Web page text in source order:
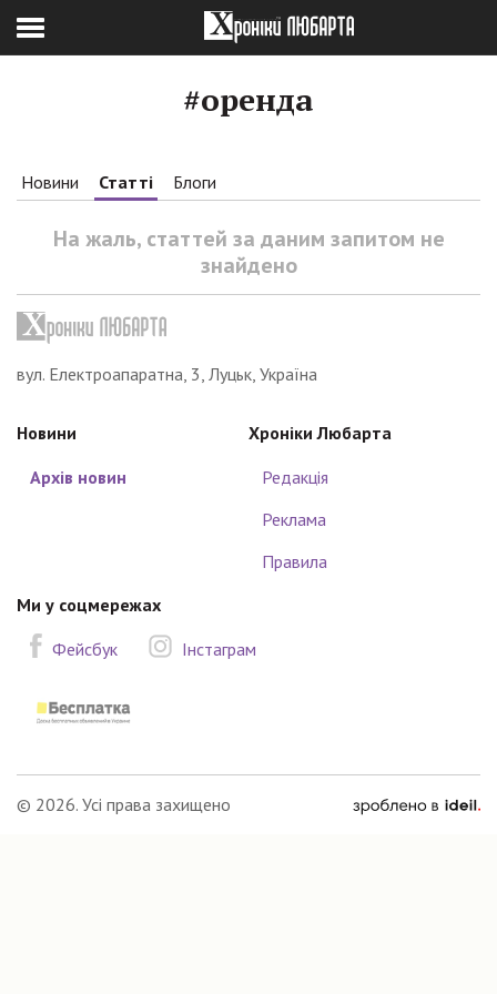
#оренда
Новини Статті Блоги
На жаль, статтей за даним запитом не
знайдено
вул. Електроапаратна, 3, Луцьк, Україна
Новини
Архів новин
Хроніки Любарта
Редакція
Реклама
Правила
Ми у соцмережах
Фейсбук
Інстаграм
© 2026. Усі права захищено
зроблено